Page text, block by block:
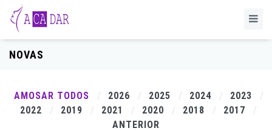
NOVAS
AMOSAR TODOS 2026 2025 2024
2023
2022
2019 2021 2020 2018
2017
ANTERIOR